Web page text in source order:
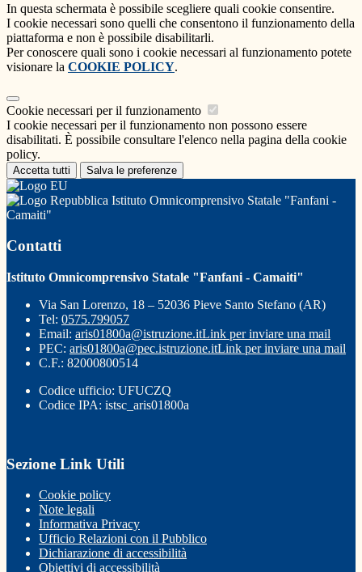
In questa schermata è possibile scegliere quali cookie consentire.
I cookie necessari sono quelli che consentono il funzionamento della
piattaforma e non è possibile disabilitarli.
Per conoscere quali sono i cookie necessari al funzionamento potete
visionare la COOKIE POLICY.
Cookie necessari per il funzionamento
I cookie necessari per il funzionamento non possono essere
disabilitati. È possibile consultare l'elenco nella pagina della cookie
policy.
Accetta tutti Salva le preferenze
Istituto Omnicomprensivo Statale "Fanfani -
Camaiti"
Contatti
Istituto Omnicomprensivo Statale "Fanfani - Camaiti"
Via San Lorenzo, 18 – 52036 Pieve Santo Stefano (AR)
Tel: 0575.799057
Email: aris01800a@istruzione.itLink per inviare una mail
PEC: aris01800a@pec.istruzione.itLink per inviare una mail
C.F.: 82000800514
Codice ufficio: UFUCZQ
Codice IPA: istsc_aris01800a
Sezione Link Utili
Cookie policy
Note legali
Informativa Privacy
Ufficio Relazioni con il Pubblico
Dichiarazione di accessibilità
Obiettivi di accessibilità